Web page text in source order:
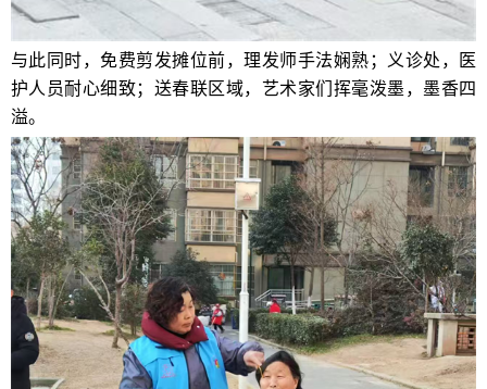
与此同时，免费剪发摊位前，理发师手法娴熟；义诊处，医
护人员耐心细致；送春联区域，艺术家们挥毫泼墨，墨香四
溢。